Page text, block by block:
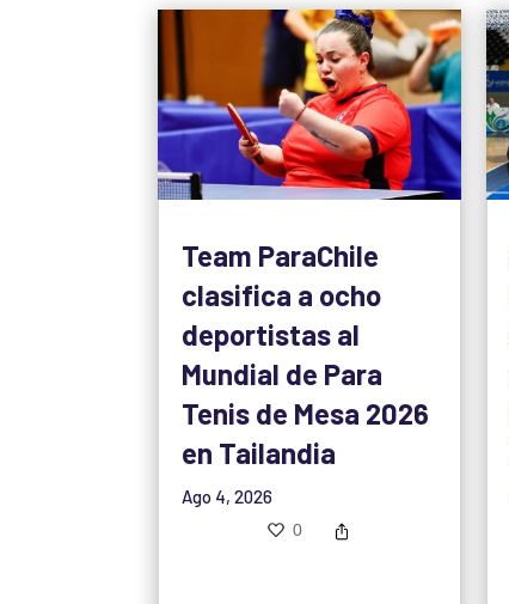
Team ParaChile
clasifica a ocho
deportistas al
Mundial de Para
Tenis de Mesa 2026
en Tailandia
Ago 4, 2026
0